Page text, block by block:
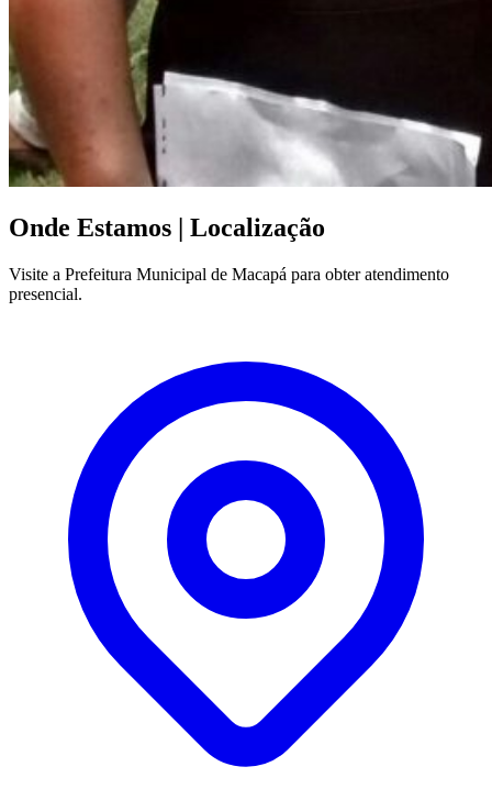
Onde Estamos | Localização
Visite a Prefeitura Municipal de Macapá para obter atendimento
presencial.